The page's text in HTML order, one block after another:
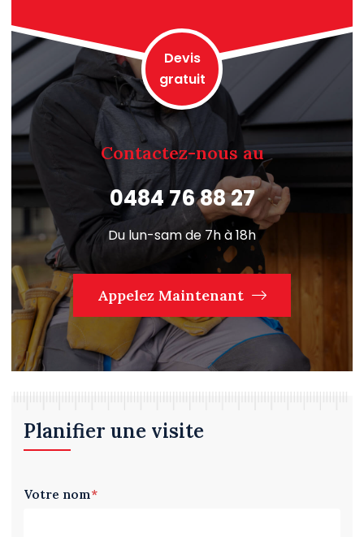
Devis
gratuit
Contactez-nous au
0484 76 88 27
Du lun-sam de 7h à 18h
Appelez Maintenant
Planifier une visite
Votre nom*